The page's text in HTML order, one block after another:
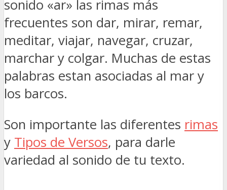
sonido «ar» las rimas más
frecuentes son dar, mirar, remar,
meditar, viajar, navegar, cruzar,
marchar y colgar. Muchas de estas
palabras estan asociadas al mar y
los barcos.
Son importante las diferentes rimas
y Tipos de Versos, para darle
variedad al sonido de tu texto.